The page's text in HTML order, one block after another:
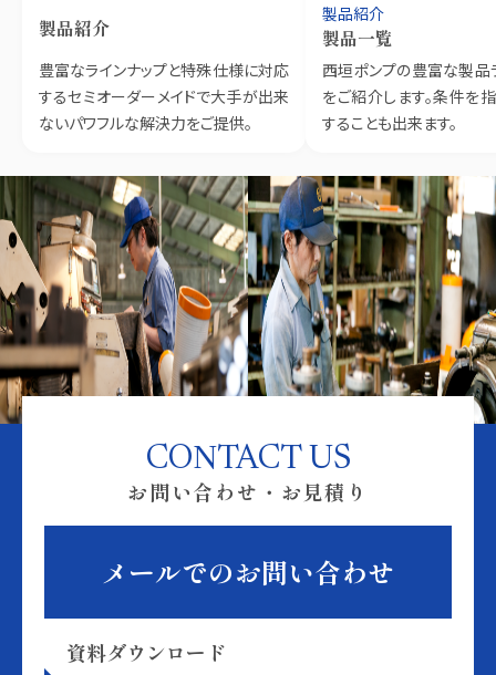
製品紹介
豊富なラインナップと特殊仕様に対応
するセミオーダーメイドで大手が出来
ないパワフルな解決力をご提供。
製品紹介
製品一覧
西垣ポンプの豊富な製品
をご紹介します。条件を
することも出来ます。
CONTACT US
お問い合わせ・お見積り
メールでのお問い合わせ
資料ダウンロード